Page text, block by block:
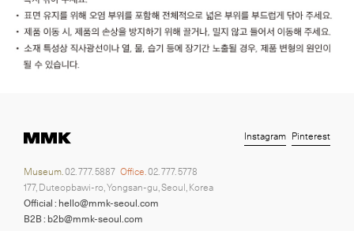
Museum.02. 777. 5887 Office.02. 777. 5778
177, Duteopbawi-ro, Yongsan-gu, Seoul, Korea
Official : hello@mmk-seoul.com
B2B : b2b@mmk-seoul.com
Instagram Pinterest